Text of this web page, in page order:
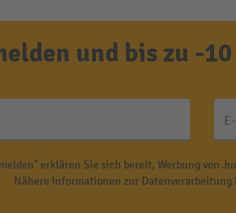
und bis zu -
erklären Sie sich bereit, Werbung von
Nähere Informationen zur